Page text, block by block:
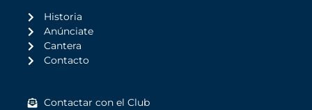
Historia
Anúnciate
Cantera
Contacto
Contactar con el Club